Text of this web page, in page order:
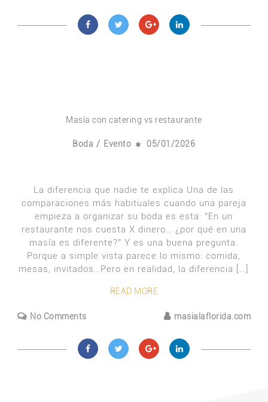
Masía con catering vs restaurante
Boda / Evento 05/01/2026
La diferencia que nadie te explica Una de las
comparaciones más habituales cuando una pareja
empieza a organizar su boda es esta: “En un
restaurante nos cuesta X dinero… ¿por qué en una
masía es diferente?” Y es una buena pregunta.
Porque a simple vista parece lo mismo: comida,
mesas, invitados…Pero en realidad, la diferencia […]
READ MORE
No Comments masialaflorida.com